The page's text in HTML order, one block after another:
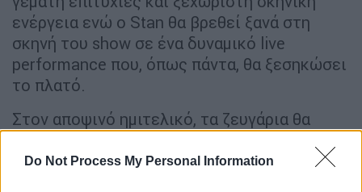
Do Not Process My Personal Information
ενέργεια ενώ ο Stan θα βρεθεί ξανά στη
σκηνή του show σε ένα δυναμικό live
performance που, όπως πάντα, θα ξεσηκώσει
το πλατό.
Στον αποψινό ημιτελικό, τα ζευγάρια θα
μια βραδιά με αυξημένο βαθμό δυσκολίας.Το